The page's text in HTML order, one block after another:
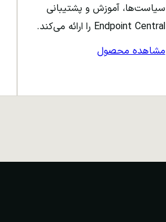
سیاست‌ها، آموزش و پشتیبانی
Endpoint Central را ارائه می‌کند.
مشاهده محصول